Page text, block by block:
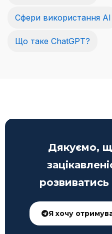
Сфери використання AI
Що таке ChatGPT?
Дякуємо,
Я хочу